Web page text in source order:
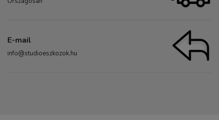
E-mail
info@studioeszkozok.hu